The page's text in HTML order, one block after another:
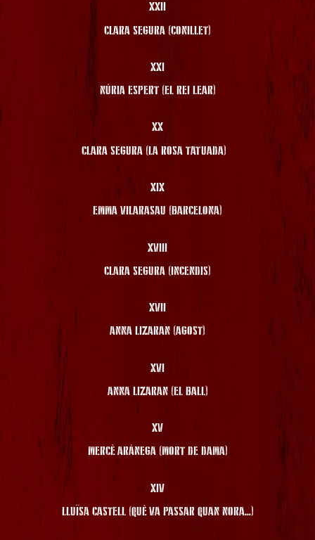
XXII
CLARA SEGURA (CONILLET)
XXI
NÚRIA ESPERT (EL REI LEAR)
XX
CLARA SEGURA (LA ROSA TATUADA)
XIX
EMMA VILARASAU (BARCELONA)
XVIII
CLARA SEGURA (INCENDIS)
XVII
ANNA LIZARAN (AGOST)
XVI
ANNA LIZARAN (EL BALL)
XV
MERCÈ ARÀNEGA (MORT DE DAMA)
XIV
LLUÏSA CASTELL (QUÈ VA PASSAR QUAN NORA...)